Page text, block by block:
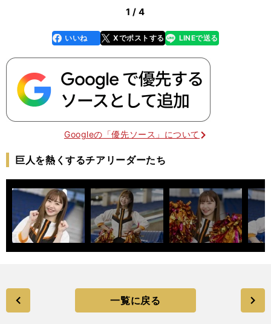
1 / 4
faceboo
k
いいね Xでポストする
line LINEで送る
Googleの「優先ソース」について
巨人を熱くするチアリーダーたち
一覧に戻る